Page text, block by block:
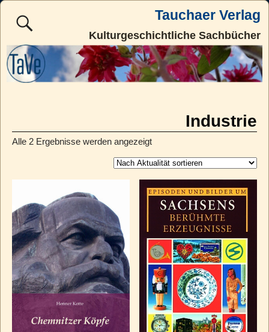
Tauchaer Verlag
Kulturgeschichtliche Sachbücher
Industrie
Alle 2 Ergebnisse werden angezeigt